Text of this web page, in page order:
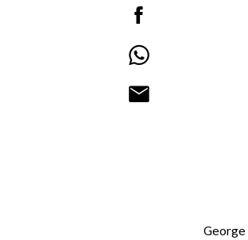
George